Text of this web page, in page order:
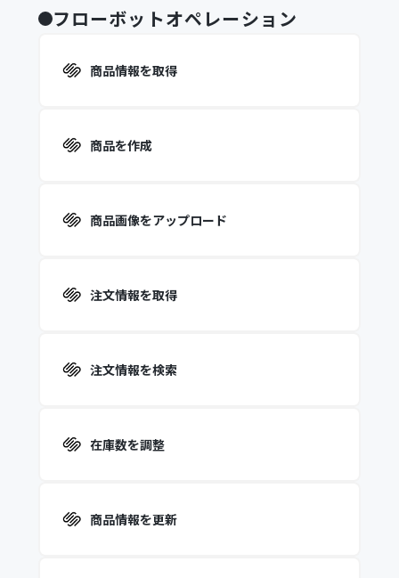
フローボットオペレーション
商品情報を取得
商品を作成
商品画像をアップロード
注文情報を取得
注文情報を検索
在庫数を調整
商品情報を更新